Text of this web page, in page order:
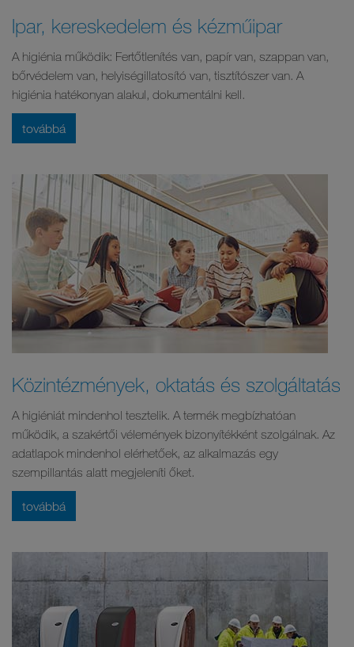
Ipar, kereskedelem és kézműipar
A higiénia működik: Fertőtlenítés van, papír van, szappan van,
bőrvédelem van, helyiségillatosító van, tisztítószer van. A
higiénia hatékonyan alakul, dokumentálni kell.
továbbá
Közintézmények, oktatás és szolgáltatás
A higiéniát mindenhol tesztelik. A termék megbízhatóan
működik, a szakértői vélemények bizonyítékként szolgálnak. Az
adatlapok mindenhol elérhetőek, az alkalmazás egy
szempillantás alatt megjeleníti őket.
továbbá